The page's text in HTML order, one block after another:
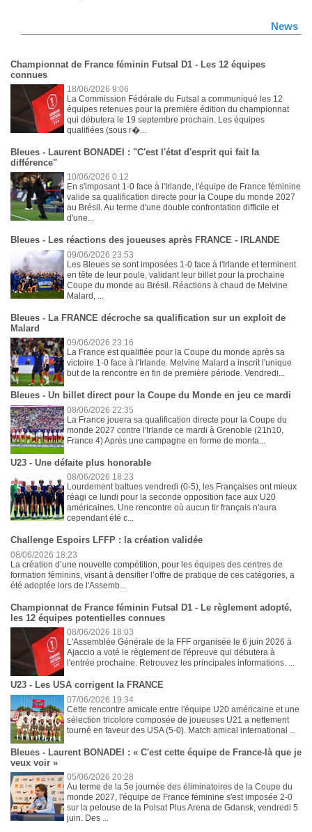
News
Championnat de France féminin Futsal D1 - Les 12 équipes
connues
18/06/2026 9:06
La Commission Fédérale du Futsal a communiqué les 12
équipes retenues pour la première édition du championnat
qui débutera le 19 septembre prochain. Les équipes
qualifiées (sous r�...
Bleues - Laurent BONADEI : "C'est l'état d'esprit qui fait la
différence"
10/06/2026 0:12
En s'imposant 1-0 face à l'Irlande, l'équipe de France féminine
valide sa qualification directe pour la Coupe du monde 2027
au Brésil. Au terme d'une double confrontation difficile et
d'une...
Bleues - Les réactions des joueuses après FRANCE - IRLANDE
09/06/2026 23:53
Les Bleues se sont imposées 1-0 face à l'Irlande et terminent
en tête de leur poule, validant leur billet pour la prochaine
Coupe du monde au Brésil. Réactions à chaud de Melvine
Malard, ...
Bleues - La FRANCE décroche sa qualification sur un exploit de
Malard
09/06/2026 23:16
La France est qualifiée pour la Coupe du monde après sa
victoire 1-0 face à l'Irlande. Melvine Malard a inscrit l'unique
but de la rencontre en fin de première période. Vendredi...
Bleues - Un billet direct pour la Coupe du Monde en jeu ce mardi
08/06/2026 22:35
La France jouera sa qualification directe pour la Coupe du
monde 2027 contre l'Irlande ce mardi à Grenoble (21h10,
France 4) Après une campagne en forme de monta...
U23 - Une défaite plus honorable
08/06/2026 18:23
Lourdement battues vendredi (0-5), les Françaises ont mieux
réagi ce lundi pour la seconde opposition face aux U20
américaines. Une rencontre où aucun tir français n'aura
cependant été c...
Challenge Espoirs LFFP : la création validée
08/06/2026 18:23
La création d’une nouvelle compétition, pour les équipes des centres de
formation féminins, visant à densifier l’offre de pratique de ces catégories, a
été adoptée lors de l'Assemb...
Championnat de France féminin Futsal D1 - Le règlement adopté,
les 12 équipes potentielles connues
08/06/2026 18:03
L'Assemblée Générale de la FFF organisée le 6 juin 2026 à
Ajaccio a voté le règlement de l'épreuve qui débutera à
l'entrée prochaine. Retrouvez les principales informations. ...
U23 - Les USA corrigent la FRANCE
07/06/2026 19:34
Cette rencontre amicale entre l'équipe U20 américaine et une
sélection tricolore composée de joueuses U21 a nettement
tourné en faveur des USA (5-0). Match amical international ...
Bleues - Laurent BONADEI : « C'est cette équipe de France-là que je
veux voir »
05/06/2026 20:28
Au terme de la 5e journée des éliminatoires de la Coupe du
monde 2027, l'équipe de France féminine s'est imposée 2-0
sur la pelouse de la Polsat Plus Arena de Gdansk, vendredi 5
juin. Des ...